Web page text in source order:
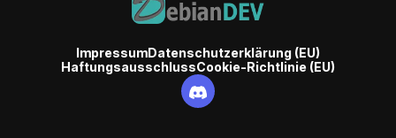
ImpressumDatenschutzerklärung (EU)
HaftungsausschlussCookie-Richtlinie (EU)